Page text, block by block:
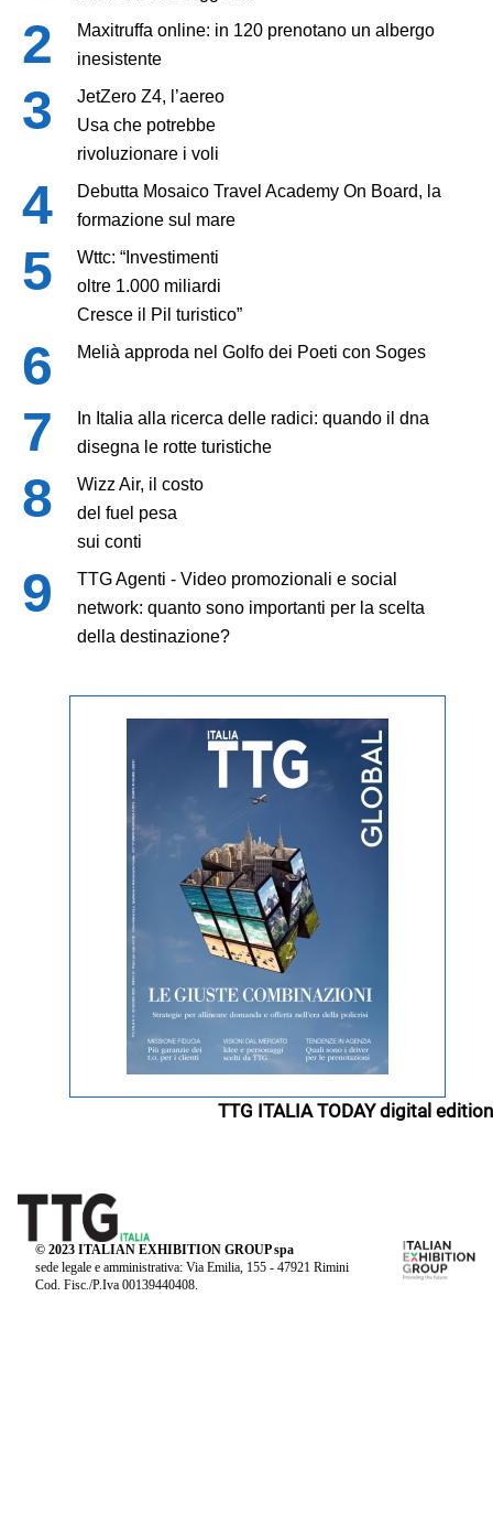
Maxitruffa online: in 120 prenotano un albergo
inesistente
JetZero Z4, l’aereo
Usa che potrebbe
rivoluzionare i voli
Debutta Mosaico Travel Academy On Board, la
formazione sul mare
Wttc: “Investimenti
oltre 1.000 miliardi
Cresce il Pil turistico”
Melià approda nel Golfo dei Poeti con Soges
In Italia alla ricerca delle radici: quando il dna
disegna le rotte turistiche
Wizz Air, il costo
del fuel pesa
sui conti
TTG Agenti - Video promozionali e social
network: quanto sono importanti per la scelta
della destinazione?
TTG ITALIA TODAY digital edition
© 2023 ITALIAN EXHIBITION GROUP spa
sede legale e amministrativa: Via Emilia, 155 - 47921 Rimini
Cod. Fisc./P.Iva 00139440408.